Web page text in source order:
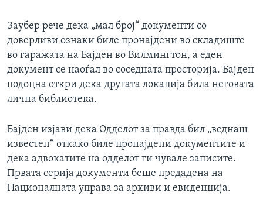
Заубер рече дека „мал број“ документи со
доверливи ознаки биле пронајдени во складиште
во гаражата на Бајден во Вилмингтон, а еден
документ се наоѓал во соседната просторија. Бајден
подоцна откри дека другата локација била неговата
лична библиотека.
Бајден изјави дека Одделот за правда бил „веднаш
известен“ откако биле пронајдени документите и
дека адвокатите на одделот ги чувале записите.
Првата серија документи беше предадена на
Националната управа за архиви и евиденција.